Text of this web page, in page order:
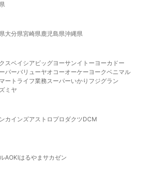
大分県宮崎県鹿児島県沖縄県
スベイシア ビッグヨーサンイトーヨーカドー
パーバリューヤオコーオーケー ヨークベニマル
ート ライフ業務スーパーいかり フジグラン
ミヤ
カインズアストロプロダクツDCM
AOKIはるやま サカゼン